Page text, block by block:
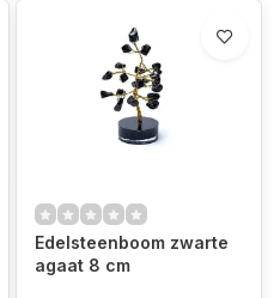
Edelsteenboom zwarte
agaat 8 cm